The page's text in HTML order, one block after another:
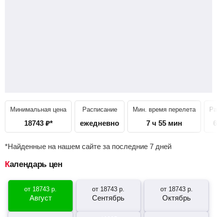
Минимальная цена
18743 ₽*
Расписание
ежедневно
Мин. время перелета
7 ч 55 мин
*Найденные на нашем сайте за последние 7 дней
Календарь цен
от 18743 р.
Август
от 18743 р.
Сентябрь
от 18743р.
Октябрь